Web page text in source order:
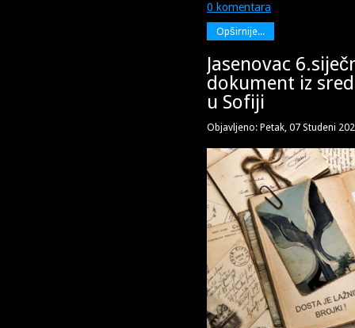
0 komentara
Opširnije...
Jasenovac
dokument iz
u Sofiji
Objavljeno: Petak, 07 Studeni